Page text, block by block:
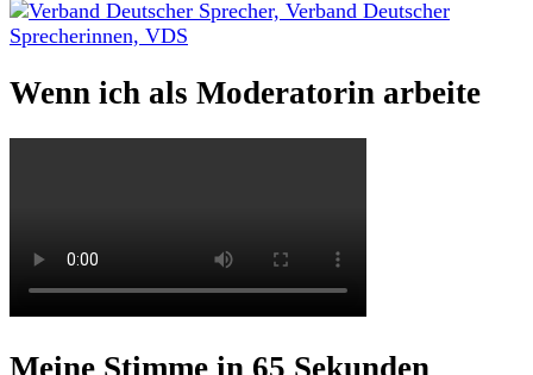
nach:
Wenn ich als Moderatorin arbeite
Meine Stimme in 65 Sekunden